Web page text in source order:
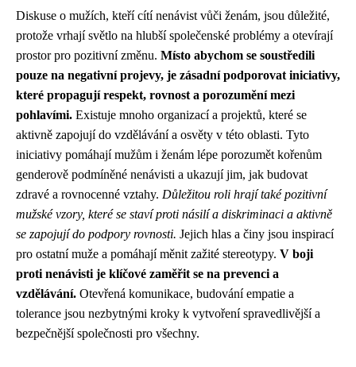
Diskuse o mužích, kteří cítí nenávist vůči ženám, jsou důležité,
protože vrhají světlo na hlubší společenské problémy a otevírají
prostor pro pozitivní změnu. Místo abychom se soustředili
pouze na negativní projevy, je zásadní podporovat iniciativy,
které propagují respekt, rovnost a porozumění mezi
pohlavími. Existuje mnoho organizací a projektů, které se
aktivně zapojují do vzdělávání a osvěty v této oblasti. Tyto
iniciativy pomáhají mužům i ženám lépe porozumět kořenům
genderově podmíněné nenávisti a ukazují jim, jak budovat
zdravé a rovnocenné vztahy. Důležitou roli hrají také pozitivní
mužské vzory, které se staví proti násilí a diskriminaci a aktivně
se zapojují do podpory rovnosti. Jejich hlas a činy jsou inspirací
pro ostatní muže a pomáhají měnit zažité stereotypy. V boji
proti nenávisti je klíčové zaměřit se na prevenci a
vzdělávání. Otevřená komunikace, budování empatie a
tolerance jsou nezbytnými kroky k vytvoření spravedlivější a
bezpečnější společnosti pro všechny.